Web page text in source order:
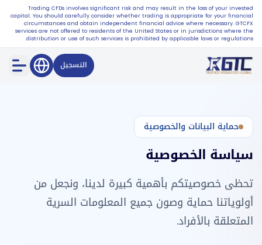
Trading CFDs involves significant risk and may result in the loss of your invested
capital. You should carefully consider whether trading is appropriate for your financial
circumstances and obtain independent financial advice where necessary. GTCFX
services are not offered to residents of the United States or in jurisdictions where the
distribution or use of such services is prohibited by applicable laws or regulations.
التسجيل
حماية البيانات والخصوصية
سياسة الخصوصية
تحظى خصوصيتكم بأهمية كبيرة لدينا، ونجعل من
أولوياتنا حماية وصون جميع المعلومات السرية
المتعلقة بالأفراد.